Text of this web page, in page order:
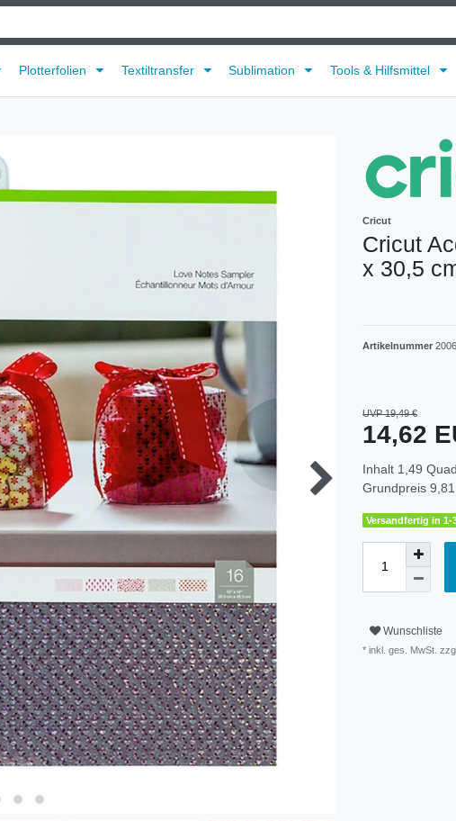
Plotterfolien Textiltransfer Sublimation Tools & Hilfsmittel
Cricut
Cricut
x 30,5
Artikelnummer
UVP 19,49 €
14,62
Inhalt 1,49
Grundpreis
Versandfertig in 1-
Wunschliste
* inkl. ges. MwSt.